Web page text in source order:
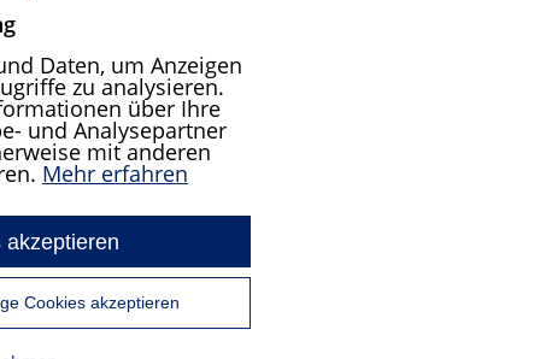
Daten, um Anzeigen
zu analysieren.
über Ihre
und Analysepartner
mit anderen
Mehr erfahren
akzeptieren
Cookies akzeptieren